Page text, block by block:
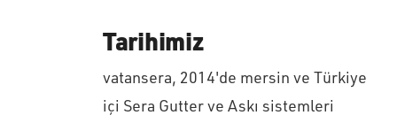
Tarihimiz
vatansera, 2014'de mersin ve Türkiye
içi Sera Gutter ve Askı sistemleri